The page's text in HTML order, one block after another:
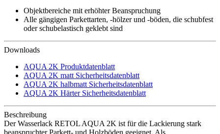
Objektbereiche mit erhöhter Beanspruchung
Alle gängigen Parkettarten, -hölzer und -böden, die schubfest
oder schubelastisch geklebt sind
Downloads
AQUA 2K Produktdatenblatt
AQUA 2K matt Sicherheitsdatenblatt
AQUA 2K halbmatt Sicherheitsdatenblatt
AQUA 2K Härter Sicherheitsdatenblatt
Beschreibung
Der Wasserlack RETOL AQUA 2K ist für die Lackierung stark
beanspruchter Parkett- und Holzböden geeignet. Als